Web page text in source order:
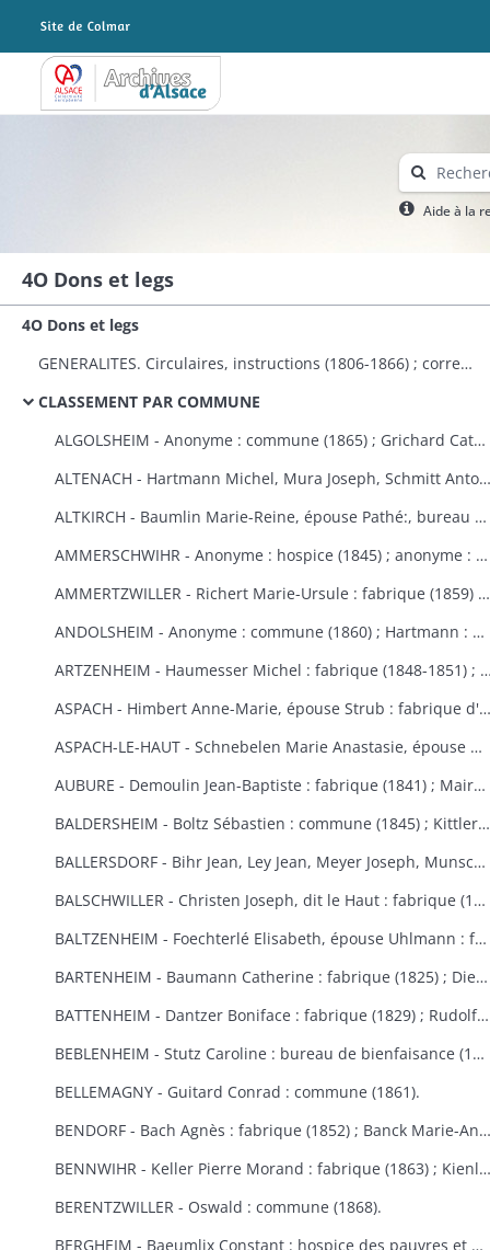
Archives Alsace - Colmar
Aide à la
4O Dons et legs
4O Dons et legs
GENERALITES. Circulaires, instructions (1806-1866) ; correspondance avec le préfet (1823-1870) ; dons à plusieurs communes et établissements publics (1808-1870) ; états des dons et legs faits aux établissements religieux et publics (1823-1870).
CLASSEMENT PAR COMMUNE
ALGOLSHEIM - Anonyme : commune (1865) ; Grichard Catherine : caisse des pauvres protestants d'Algolsheim et de Volgelsheim (1853).
ALTENACH - Hartmann Michel, Mura Joseph, Schmitt Antoine, Reinauer Joseph : fabrique (1821), Koegler Anne, épouse Fleury : fabrique (1817-1818).
ALTKIRCH - Baumlin Marie-Reine, épouse Pathé:, bureau de bienfaisance (1803) ; Baur Reine-Catherine, épouse Schneider : hospice, bureau de bienfaisance, fabrique (1841-1845) ; Bisel : hospice Saint-Morand (1849) ; Caisse d'Epargne (1) : hospice (1850-1855) ; Eberlin Joseph : hospice Saint-Morand (1844) ; Enderlin Antoine, de Durlinsdorf : hospice (1859) ; Erny : fabrique (1865) (voir aussi Thann) ; Friburger Anne-Marie, épouse Remus : hospice (1865) ; Fritsch Morand : hospice Saint-Morand (1857-1859) ; Garrosse François-Marie : bureau de bienfaisance (1802) ; Garozzi Antoine, Henner Thomas Valentin, Kiene Marie-Anne : fabrique (1813) ; Garozzi Rosalie, épouse Durthaller : hospice civil (1850) ; Gilardoni Joseph : hospice (1864) ; Haenner Xavier : fabrique (1843-1844) ; Hartmann Jean, Kiene Marie-Elisabeth : fabrique (1819) ; Hennige, curé, Reininger Elma : hospice (1855-1862) ; Hiltenbrand Marie-Salomé : hospice Saint-Morand (1854) ; Jourdain Xavier : hospice et pauvres (1854-1867) ; Kauffmann Antoine : fabrique (1814-1817) ; Koechlin André : pauvres (1854) ; Koechlin André, de Mulhouse : commune (1860) ; Loetscher : hospice Saint-Morand (1851) ; Mildner Antoine-François : hospice Saint-Morand (1831-1832) ; Mulhaupt Anne-Marie : hospice Saint-Morand (1844) ; Neef François-Joseph : fabrique (1809) ; Platel Louise : hospice et bureau de bienfaisance (1867) ; Reininger Emma-Joséphine : hospice Saint-Morand (1855) ; Reininger Marie-Françoise : bureau de bienfaisance et fabrique (1866-1868) ; Roemer Georges, curé : hospice Saint-Morand (1868-1869) ; Rudler Euphémie : hospice Saint-Morand (1869-1870) ; Sauthier : hospice Saint-Morand (1856-1857) ; Schirlin, curé de Bouxwiller : hospice Saint-Morand (1868) ; Stouff Jean-Pierre : hospice Saint-Morand (1832-1833) ; Zobel Morand : hospice Saint-Morand (1859).
AMMERSCHWIHR - Anonyme : hospice (1845) ; anonyme : hospice (1860) ; anonyme : hospice (1860) ; anonyme : hospice (1868) ; anonyme : hospice (1868) ; Bertrand Catherine, religieuse à Ensisheim : hospice (1833-1835) ; Bessler Anne-Marie, épouse Hartmann : hospice et fabrique (1848-1852) ; Bressler Elisabeth : fabrique (1840) ; Bressler Jean-Jacques, curé de Zimmerbach : hospice (1849) ; Custor François-Joseph, abbé : hospice (1822-1823) ; famille Demangeat, des Trois-Epis : hospice (1866) ; Gasser Barbe et François-Martin : hospice et fabrique (1842-1843) ; héritiers Gerber : hospice (1853-1855) ; Gerber Anne-Marie, épouse Muller : hospice (1870) ; Giroud Françoise, épouse Langlais : hospice et fabrique (1838-1845) ; Gottelman François-Joseph : chapelle des Trois-Epis (1824) ; Hartmann Martin : hospice (1851) ; Hildenfinck Joseph : hospice (1869) ; Kast Jean-Baptiste : fabrique (1865) ; Klein François-Joseph : hospice (1820-1821) ; Klein Marguerite, épouse Schielé : hospice, pauvres et fabrique (1844) ; Hamberger Françoise, épouse Bueb dit Dubois : fabrique (1846) ; Leimbach Sébastien : hospice (1835) ; Meg Sébastien : fabrique et pauvres (1828) ; Saltzmann Anne-Marie, épouse Heinrich : fabrique (1869-1870) ; Schielé Alexandre : hospice et pauvres (1828) ; Schwindenhammer Jacques : hospice (1852) ; Simonin : fabrique et pauvres (1832) ; Simonis Catherine, veuve Simonis, épouse Vejux : fabrique (1850) ; Thomann Marie-Ursule : pauvres et hospice (1838) ; Thomann Martin et Anne-Marie, son épouse : hospice (1858) ; Ulrich Catherine, épouse Kast le Vieux : hospice (1848-1852).
AMMERTZWILLER - Richert Marie-Ursule : fabrique (1859) ; Wolff Elisabeth, épouse Hinderer : pauvres d'Ammertzwiller et de Spechbach-le-Bas et fabrique d'Ammertzwiller (1854).
ANDOLSHEIM - Anonyme : commune (1860) ; Hartmann : bureau de bienfaisance (1858) ; Neubuck (de) Marie-Ursule, épouse de Mouge : fabrique (1851) ; Schuller Mathias, dit le Vieux ou le Settier : consistoire protestant (1814).
ARTZENHEIM - Haumesser Michel : fabrique (1848-1851) ; Mangold Louis Benjamin; fabrique (1857-1858).
ASPACH - Himbert Anne-Marie, épouse Strub : fabrique d'Aspach et de Heidwiller (1849).
ASPACH-LE-HAUT - Schnebelen Marie Anastasie, épouse Durwell, de Thann : enfants indigents (1867-1868).
AUBURE - Demoulin Jean-Baptiste : fabrique (1841) ; Maire Marie-Elisabeth : fabrique (1864-1865) ; Raffner Catherine : fabrique (1860) ; Stortz André : fabrique (1852-1853) ; Thiriet Jean Antoine : fabrique (1846-1847).
BALDERSHEIM - Boltz Sébastien : commune (1845) ; Kittler Marie-Anne et Françoise : fabrique (1825-1843).
BALLERSDORF - Bihr Jean, Ley Jean, Meyer Joseph, Munsch Jean : commune (1826) ; Fridolin Fortuné, Krafft Louis : fabrique (1826) ; Schwartz François-Joseph, Weist Agathe, épouse Schwartz : commune (1830) ; Walter Sébastien : fabrique (1841) ; Zinck Georges-Bernard : fabrique (1824).
BALSCHWILLER - Christen Joseph, dit le Haut : fabrique (1853).
BALTZENHEIM - Foechterlé Elisabeth, épouse Uhlmann : fabrique (1851) ; Klinger Jean : fabrique (1851).
BARTENHEIM - Baumann Catherine : fabrique (1825) ; Dietschi Anne-Marie, épouse Kirchherr : fabrique (1840) ; Epinay (d') Nicolas : commune (1824-1829) ; Erblang Joseph et Loll Ursule, épouse Erblang : fabrique (1840) ; Hassler Catherine : fabrique (1833) ; Hertzog Grégoire et Catherine : fabrique (1838) ; Kaiflin Anne-Marie, épouse Arnolt : fabrique (1825-1829) ; Kielwasser Marie-Anne : fabrique (1832) ; Koenig Antoine, Kaifflin Jacques : fabrique (1838) ; Koenig Ursule : fabrique (1829) ; Koenig Jean-Georges : fabrique (1832) ; Landauer Anne et Madeleine : fabrique (1833) ; Marquart Michel et Tschill Catherine, épouse Marquart : fabrique (1821) ; Schibeny Louis, Jacques et Jean : fabrique (1821) ; Schultz Jeanne, épouse Kanengieser : fabrique (1840) ; Studer Marie Ursule, épouse Wild : fabrique (1832) ; Walch Anne-Marie, épouse Lang : fabrique (1829).
BATTENHEIM - Dantzer Boniface : fabrique (1829) ; Rudolf : commune (1845).
BEBLENHEIM - Stutz Caroline : bureau de bienfaisance (1865-1866).
BELLEMAGNY - Guitard Conrad : commune (1861).
BENDORF - Bach Agnès : fabrique (1852) ; Banck Marie-Anne : commune (1860).
BENNWIHR - Keller Pierre Morand : fabrique (1863) ; Kienlen François Joseph : fabrique (1864) ; Simon Jean André : fabrique (1864).
BERENTZWILLER - Oswald : commune (1868).
BERGHEIM - Baeumlix Constant : hospice des pauvres et bureau de bienfaisance (1868) ; Blumberger Catherine, épouse Spiehlmann : hospice (1854) ; Bisch Catherine, Burruth Ursule : fabrique (1826) ; Dreyfus Salomon : pauvres israélites (1867) ; Einholtz Clément et Antoine : hospice (1833) ; Fleury Marie-Anne, épouse Schmitt : fabrique (1847) ; Frantz Louis : fabrique (1830) ; Fuchs Marie-Louise : fabrique (1809-1813) ; Gerber Georges : bureau de bienfaisance et fabrique (1869-1870) ; Graber Hélène : fabrique et bureau de bienfaisance (1831) ; Graber Jacobé, épouse Maderer : fabrique (1830) ; Herb Joseph : fabrique et hospice (1813-1826) ; Kauffeisen : pauvres (1828) ; Leiehel Martin : bureau de bienfaisance (1869) ; Rumpler Clément : hospice (1841) ; Schmitt Joseph : hospice (1852) ; Schuler Catherine : fabrique (1868) ; Spihlmann Barbe : fabrique (1859) ; Thomas Madeleine : fabrique et pauvres (1841) ; Troestler Joseph : fabrique (1865) ; Umbdenstock Maximin : fabrique (1850) ; Untz Madeleine : fabrique (1869) ; Windoltz Thérèse : fabrique (1847) : Zimmermann Anne-Marie : hospice (1833).